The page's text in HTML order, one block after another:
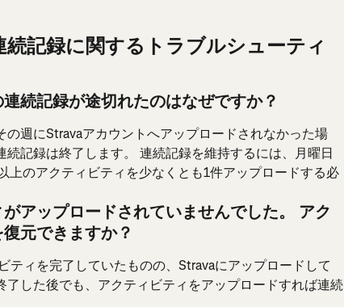
記録に関するトラブルシューティ
続記録が途切れたのはなぜですか？
の週にStravaアカウントへアップロードされなかった場
記録は終了します。 連続記録を維持するには、月曜日
上のアクティビティを少なくとも1件アップロードする必
アップロードされていませんでした。 アク
元できますか？
ティを完了していたものの、Stravaにアップロードして
了した後でも、アクティビティをアップロードすれば連続